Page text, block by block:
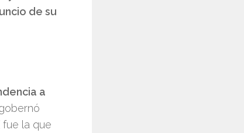
de su
a
fue la que